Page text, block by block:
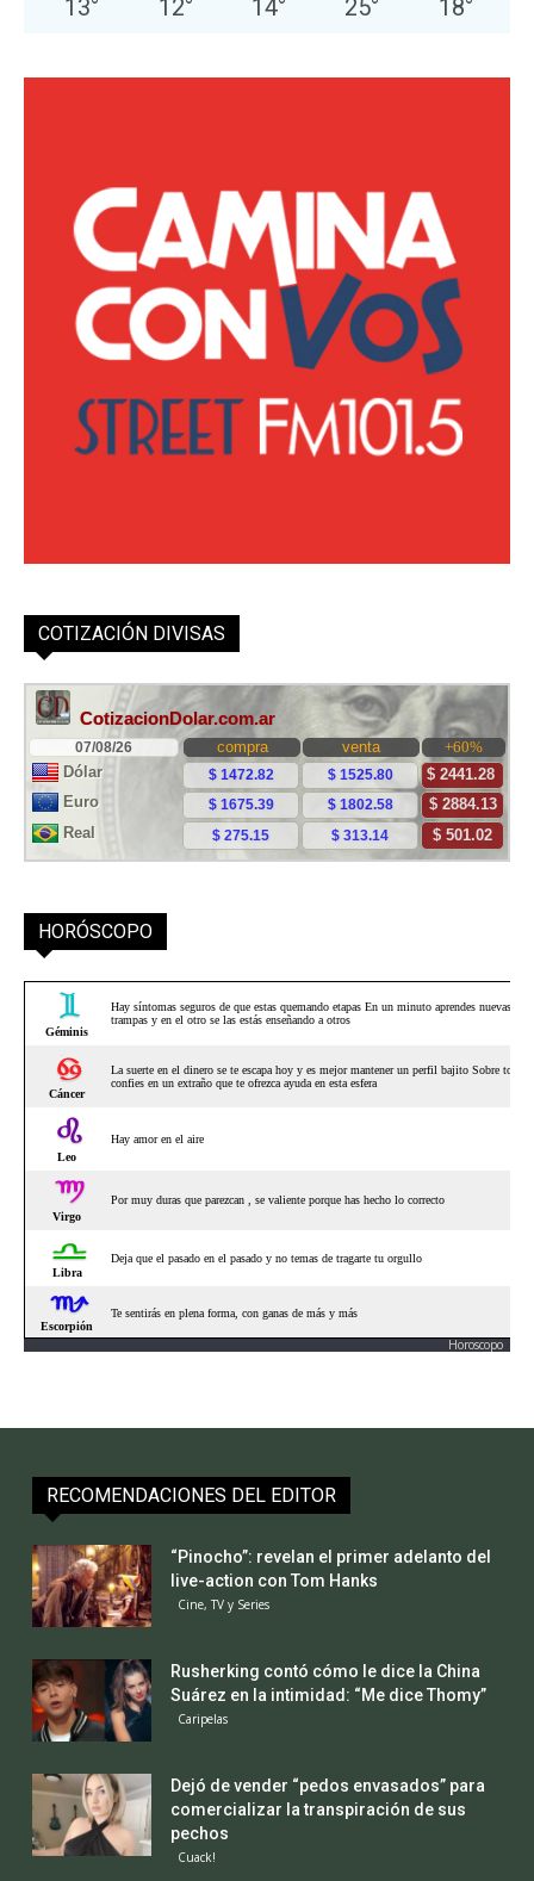
13° 12° 14° 25° 18°
COTIZACIÓN DIVISAS
HORÓSCOPO
Horoscopo
RECOMENDACIONES DEL EDITOR
“Pinocho”: revelan el primer adelanto del
live-action con Tom Hanks
Cine, TV y Series
Rusherking contó cómo le dice la China
Suárez en la intimidad: “Me dice Thomy”
Caripelas
Dejó de vender “pedos envasados” para
comercializar la transpiración de sus
pechos
Cuack!